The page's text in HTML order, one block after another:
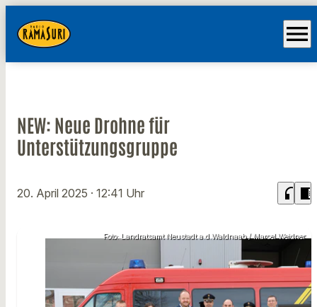
menu
NEW: Neue Drohne für
Unterstützungsgruppe
20. April 2025 · 12:41 Uhr headphones chrome_reader_mode
Foto: Landratsamt Neustadt a.d.Waldnaab / Marcel Weidner